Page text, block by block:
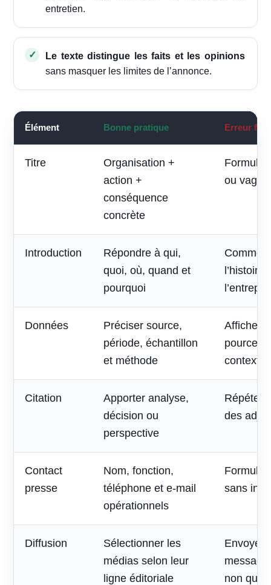
entretien.
Le texte distingue les faits et les opinions
sans masquer les limites de l’annonce.
Élément Bonne pratique Erreur
Titre
Organisation +
action +
conséquence
concrète
Formule
ou vague
Introduction
Répondre à qui,
quoi, où, quand et
pourquoi
Données
Préciser source,
période, échantillon
et méthode
Afficher
contexte
Citation
Apporter analyse,
décision ou
perspective
Répéter
des
Contact
presse
Nom, fonction,
téléphone et e-mail
opérationnels
sans
Diffusion
Sélectionner les
médias selon leur
ligne éditoriale
Envoyer
non